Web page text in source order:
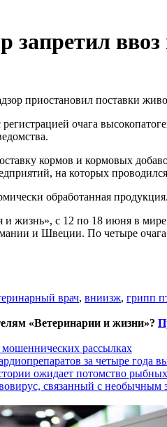
запретил
приостановил поставки
регистрацией очага
кормов и кормовых
на которых
обработанная продукция.
и жизнь», с 12 по 18 июня в
и Швеции. По четыре
врач, вниизж, грипп
«Ветеринарии и жизни»?
мошеннических рассылках
за четыре года
ожидает потомство
связанный с необычным